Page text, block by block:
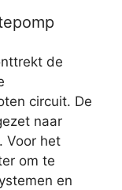
de
circuit. De
naar
Voor het
om te
en